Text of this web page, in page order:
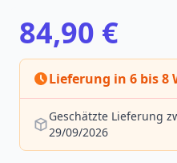
84,90 €
Lieferung in 6 bis 8
Geschätzte Lieferung
29/09/2026